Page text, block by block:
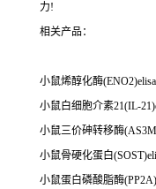
力!
相关产品：
小鼠烯醇化酶
小鼠白细胞介素21(IL-
小鼠三价砷转移酶
小鼠骨硬化蛋白
小鼠蛋白磷酸脂酶